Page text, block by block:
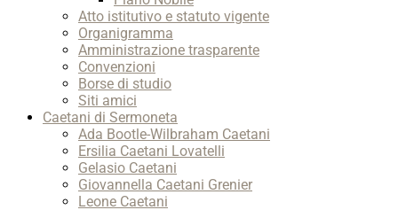
Atto istitutivo e statuto vigente
Organigramma
Amministrazione trasparente
Convenzioni
Borse di studio
Siti amici
Caetani di Sermoneta
Ada Bootle-Wilbraham Caetani
Ersilia Caetani Lovatelli
Gelasio Caetani
Giovannella Caetani Grenier
Leone Caetani